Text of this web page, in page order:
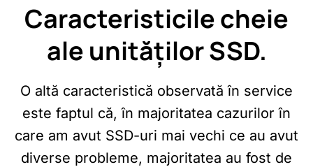
Caracteristicile cheie
ale unităților SSD.
O altă caracteristică observată în service
este faptul că, în majoritatea cazurilor în
care am avut SSD-uri mai vechi ce au avut
diverse probleme, majoritatea au fost de